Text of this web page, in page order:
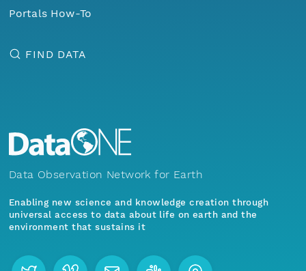
Portals How-To
FIND DATA
Data Observation Network for Earth
Enabling new science and knowledge creation through
universal access to data about life on earth and the
environment that sustains it